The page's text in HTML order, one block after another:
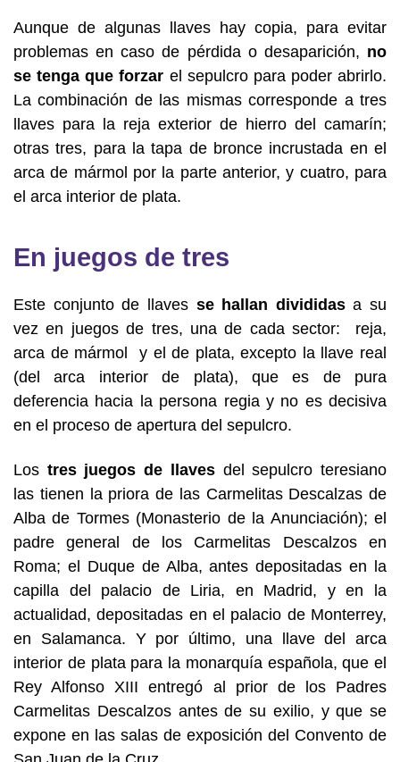
Aunque de algunas llaves hay copia, para evitar
problemas en caso de pérdida o desaparición, no
se tenga que forzar el sepulcro para poder abrirlo.
La combinación de las mismas corresponde a tres
llaves para la reja exterior de hierro del camarín;
otras tres, para la tapa de bronce incrustada en el
arca de mármol por la parte anterior, y cuatro, para
el arca interior de plata.
En juegos de tres
Este conjunto de llaves se hallan divididasa su
vez en juegos de tres, una de cada sector: reja,
arca de mármol y el de plata, excepto la llave real
(del arca interior de plata), que es de pura
deferencia hacia la persona regia y no es decisiva
en el proceso de apertura del sepulcro.
Los tres juegos de llavesdel sepulcro teresiano
las tienen la priora de las Carmelitas Descalzas de
Alba de Tormes (Monasterio de la Anunciación); el
padre general de los Carmelitas Descalzos en
Roma; el Duque de Alba, antes depositadas en la
capilla del palacio de Liria, en Madrid, y en la
actualidad, depositadas en el palacio de Monterrey,
en Salamanca. Y por último, una llave del arca
interior de plata para la monarquía española, que el
Rey Alfonso XIII entregó al prior de los Padres
Carmelitas Descalzos antes de su exilio, y que se
expone en las salas de exposición del Convento de